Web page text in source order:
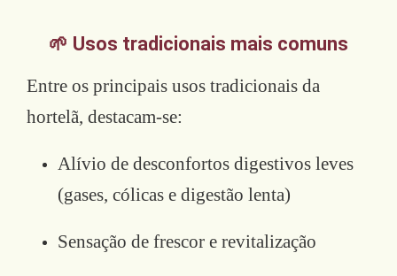
🌱 Usos tradicionais mais comuns
Entre os principais usos tradicionais da
hortelã, destacam-se:
Alívio de desconfortos digestivos leves
(gases, cólicas e digestão lenta)
Sensação de frescor e revitalização